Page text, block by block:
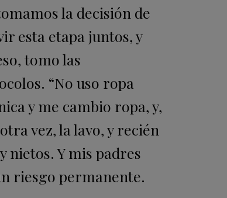
la decisión de
esta etapa juntos, y
tomo las
“No uso ropa
y me cambio ropa, y,
vez, la lavo, y recién
nietos. Y mis padres
riesgo permanente.